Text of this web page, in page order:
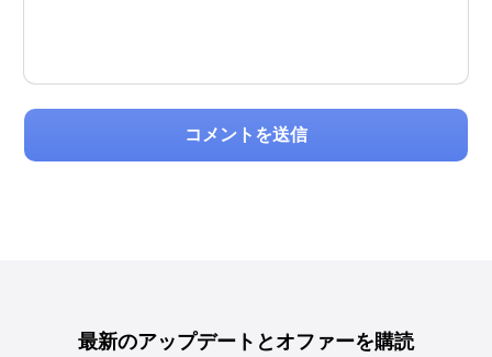
コメントを送信
最新のアップデートとオファーを購読